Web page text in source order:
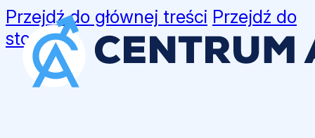
Przejdź do głównej treści Przejdź do
stopki